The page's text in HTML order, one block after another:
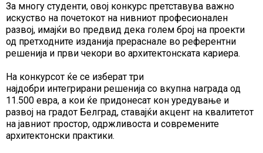
За многу студенти, овој конкурс претставува важно
искуство на почетокот на нивниот професионален
развој, имајќи во предвид дека голем број на проекти
од претходните изданија прераснале во референтни
решенија и први чекори во архитектонската кариера.
На конкурсот ќе се изберат три
најдобри интегрирани решенија со вкупна награда од
11.500 евра, а кои ќе придонесат кон уредување и
развој на градот Белград, ставајќи акцент на квалитетот
на јавниот простор, одржливоста и современите
архитектонски практики.